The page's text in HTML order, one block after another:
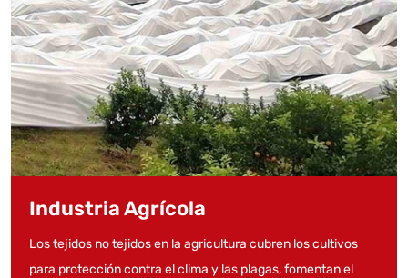
Industria Agrícola
Los tejidos no tejidos en la agricultura cubren los cultivos
para protección contra el clima y las plagas, fomentan el